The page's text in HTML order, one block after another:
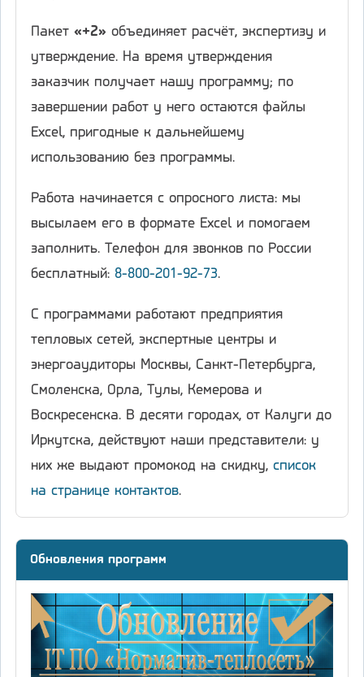
Пакет «+2» объединяет расчёт, экспертизу и
утверждение. На время утверждения
заказчик получает нашу программу; по
завершении работ у него остаются файлы
Excel, пригодные к дальнейшему
использованию без программы.
Работа начинается с опросного листа: мы
высылаем его в формате Excel и помогаем
заполнить. Телефон для звонков по России
бесплатный: 8-800-201-92-73.
С программами работают предприятия
тепловых сетей, экспертные центры и
энергоаудиторы Москвы, Санкт-Петербурга,
Смоленска, Орла, Тулы, Кемерова и
Воскресенска. В десяти городах, от Калуги до
Иркутска, действуют наши представители: у
них же выдают промокод на скидку, список
на странице контактов.
Обновления программ